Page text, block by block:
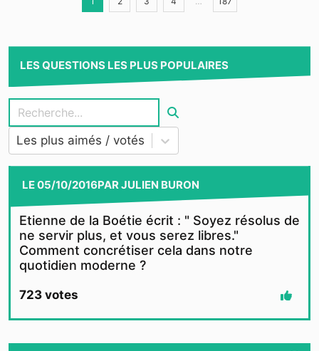
LES QUESTIONS LES PLUS POPULAIRES
Les plus aimés / votés
LE05/10/2016PARJULIEN BURON
Etienne de la Boétie écrit : " Soyez résolus de
ne servir plus, et vous serez libres."
Comment concrétiser cela dans notre
quotidien moderne ?
723 votes